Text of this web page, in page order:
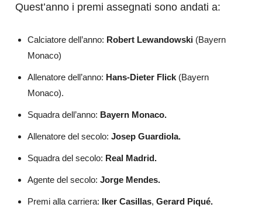
Quest’anno i premi assegnati sono andati a:
Calciatore dell’anno: Robert Lewandowski (Bayern
Monaco)
Allenatore dell’anno: Hans-Dieter Flick (Bayern
Monaco).
Squadra dell’anno: Bayern Monaco.
Allenatore del secolo: Josep Guardiola.
Squadra del secolo: Real Madrid.
Agente del secolo: Jorge Mendes.
Premi alla carriera: Iker Casillas, Gerard Piqué.